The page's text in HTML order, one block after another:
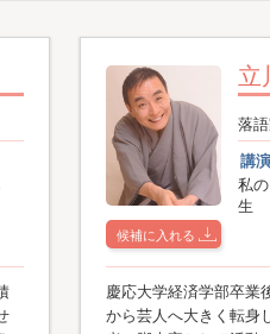
候補に入れる
立
落
講
私
生
慶応大学経済学部卒業
から芸人へ大きく転身